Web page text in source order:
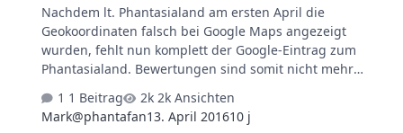
Nachdem lt. Phantasialand am ersten April die
Geokoordinaten falsch bei Google Maps angezeigt
wurden, fehlt nun komplett der Google-Eintrag zum
Phantasialand. Bewertungen sind somit nicht mehr
hoffe, die kommen wieder, wenn das Problem gelöst
ist... Zu einzelnen Attraktionen und den Hotels gibt es
1 Beitrag
2k Ansichten
Mark@phantafan13. April 201610 j